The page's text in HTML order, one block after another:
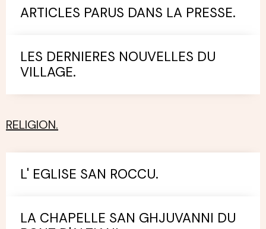
ARTICLES PARUS DANS LA PRESSE.
LES DERNIERES NOUVELLES DU
VILLAGE.
RELIGION.
L' EGLISE SAN ROCCU.
LA CHAPELLE SAN GHJUVANNI DU